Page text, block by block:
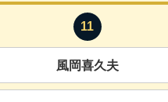
11